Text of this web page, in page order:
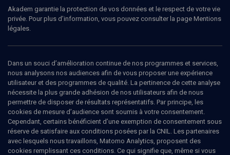
Ajouter Partager J’aime
Akadem garantie la protection de vos données et le respect de votre vie
privée. Pour plus d’information, vous pouvez consulter la page Mentions
légales.
Dans un souci d’amélioration continue de nos programmes et services,
nous analysons nos audiences afin de vous proposer une expérience
utilisateur et des programmes de qualité. La pertinence de cette analyse
nécessite la plus grande adhésion de nos utilisateurs afin de nous
permettre de disposer de résultats représentatifs. Par principe, les
cookies de mesure d’audience sont soumis à votre consentement.
Cependant, certains bénéficient d’une exemption de consentement sous
réserve de satisfaire aux conditions posées par la CNIL. Les partenaires
avec lesquels nous travaillons, Matomo Analytics, proposent des
cookies remplissant ces conditions. Ce qui signifie que, même si vous